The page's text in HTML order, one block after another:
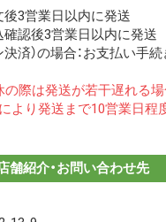
後3営業日以内に発送
確認後3営業日以内に発送
済）の場合：お支払い手
際は発送が若干遅れる場
より発送まで10営業日程
舗紹介・お問い合わせ先